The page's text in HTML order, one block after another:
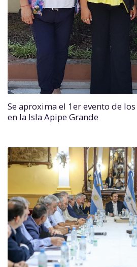
Se aproxima el 1er evento de
en la Isla Apipe Grande